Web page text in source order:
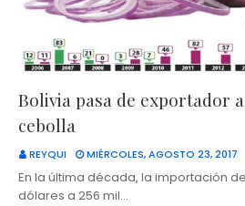
Bolivia pasa de exportador
cebolla
REYQUI MIÉRCOLES, AGOSTO 23, 2017
En la última década, la importación
dólares a 256 mil…